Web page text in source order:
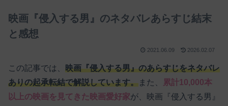
映画『侵入する男』のネタバレあらすじ結末
と感想
2021.06.09 2026.02.07
この記事では、 映画『侵入する男』のあらすじをネタバレ
ありの起承転結で解説しています。 また、
累計10,000本
以上の映画を見てきた映画愛好家が、映画『侵入する男』